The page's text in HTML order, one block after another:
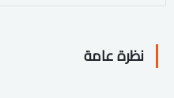
نظرة عامة